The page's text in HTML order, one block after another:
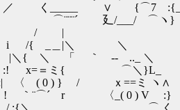
_____ ∨ {⌒7 :{___ V
⌒¨¨¨´ 廴/___/ ⌒ヽ}
/ / | く/ ∧⌒
|＼ ＼ し' ∧/
｀ ‐- .._ ＼ :/ ∧
＝ミ{ ⌒＼}L_ /
0 ) } / ｘ==ミ ヽ∧
r 〈_( 0 ) V :}
/ :{＼ ⌒